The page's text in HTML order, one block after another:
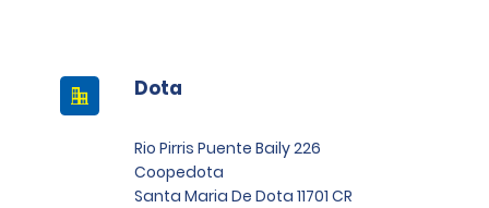
Dota
Rio Pirris Puente Baily 226
Coopedota
Santa Maria De Dota 11701 CR